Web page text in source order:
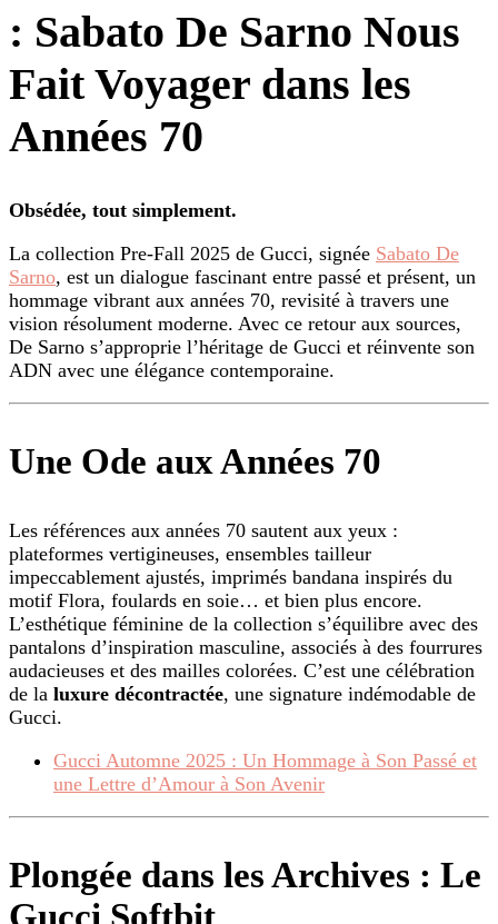
: Sabato De Sarno Nous
Fait Voyager dans les
Années 70
Obsédée, tout simplement.
La collection Pre-Fall 2025 de Gucci, signée Sabato De
Sarno, est un dialogue fascinant entre passé et présent, un
hommage vibrant aux années 70, revisité à travers une
vision résolument moderne. Avec ce retour aux sources,
De Sarno s’approprie l’héritage de Gucci et réinvente son
ADN avec une élégance contemporaine.
Une Ode aux Années 70
Les références aux années 70 sautent aux yeux :
plateformes vertigineuses, ensembles tailleur
impeccablement ajustés, imprimés bandana inspirés du
motif Flora, foulards en soie… et bien plus encore.
L’esthétique féminine de la collection s’équilibre avec des
pantalons d’inspiration masculine, associés à des fourrures
audacieuses et des mailles colorées. C’est une célébration
de la luxure décontractée, une signature indémodable de
Gucci.
Gucci Automne 2025 : Un Hommage à Son Passé et
une Lettre d’Amour à Son Avenir
Plongée dans les Archives : Le